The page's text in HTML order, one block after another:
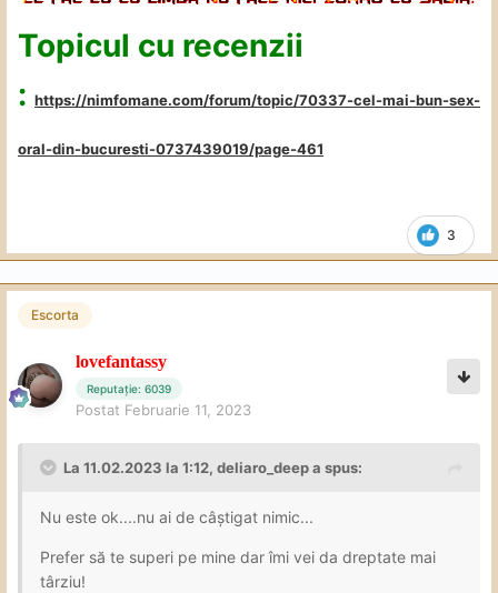
3
Topicul cu recenzii
: https://nimfomane.com/forum/topic/70337-cel-mai-bun-sex-
oral-din-bucuresti-0737439019/page-461
Escorta
lovefantassy
Reputație: 6039
Postat Februarie 11, 2023
La 11.02.2023 la 1:12, deliaro_deepa spus:
Nu este ok....nu ai de câștigat nimic...
Prefer să te superi pe mine dar îmi vei da dreptate mai
târziu!